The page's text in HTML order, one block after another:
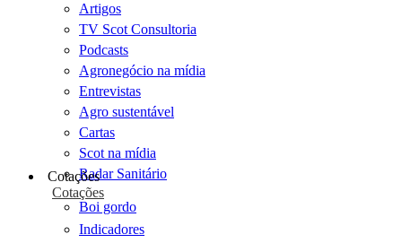
Artigos
TV Scot Consultoria
Podcasts
Agronegócio na mídia
Entrevistas
Agro sustentável
Cartas
Scot na mídia
Radar Sanitário
Cotações
Cotações
Boi gordo
Indicadores